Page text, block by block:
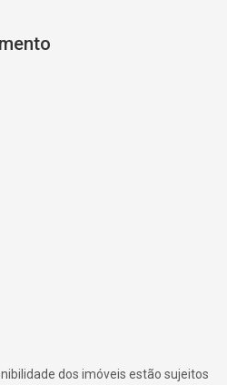
dos imóveis estão sujeitos